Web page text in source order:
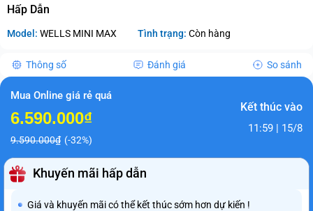
Hấp Dẫn
Model: WELLS MINI MAX Tình trạng: Còn hàng
Thông số Đánh giá So sánh
Mua Online giá rẻ quá
6.590.000₫
9.590.000₫ (-32%)
Kết thúc vào
11:59 | 15/8
Khuyến mãi hấp dẫn
Giá và khuyến mãi có thể kết thúc sớm hơn dự kiến !